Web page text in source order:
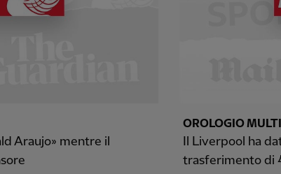
Araujo» mentre il
OROLOGIO
Il Liverpool ha
trasferimento di